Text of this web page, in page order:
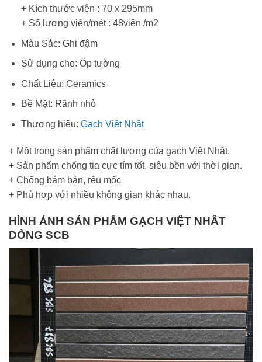
+ Kích thước viên : 70 x 295mm
+ Số lượng viên/mét : 48viên /m2
Màu Sắc: Ghi đậm
Sử dụng cho: Ốp tường
Chất Liệu: Ceramics
Bề Mặt: Rãnh nhỏ
Thương hiệu: Gạch Việt Nhật
+ Một trong sản phẩm chất lượng của gạch Việt Nhật.
+ Sản phẩm chống tia cực tím tốt, siêu bền với thời gian.
+ Chống bám bản, rêu mốc
+ Phù hợp với nhiều không gian khác nhau.
HÌNH ẢNH SẢN PHẨM GẠCH VIỆT NHÂT
DÒNG SCB